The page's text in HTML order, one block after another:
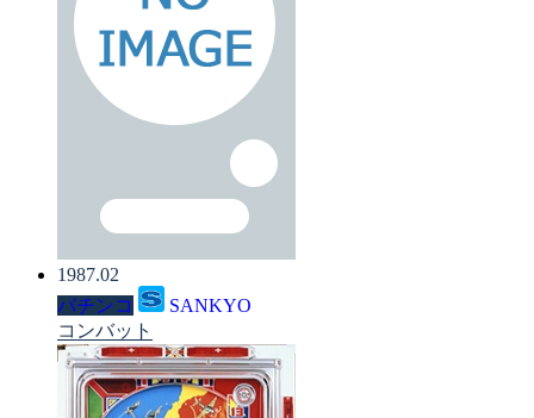
1987.02
パチンコ
SANKYO
コンバット